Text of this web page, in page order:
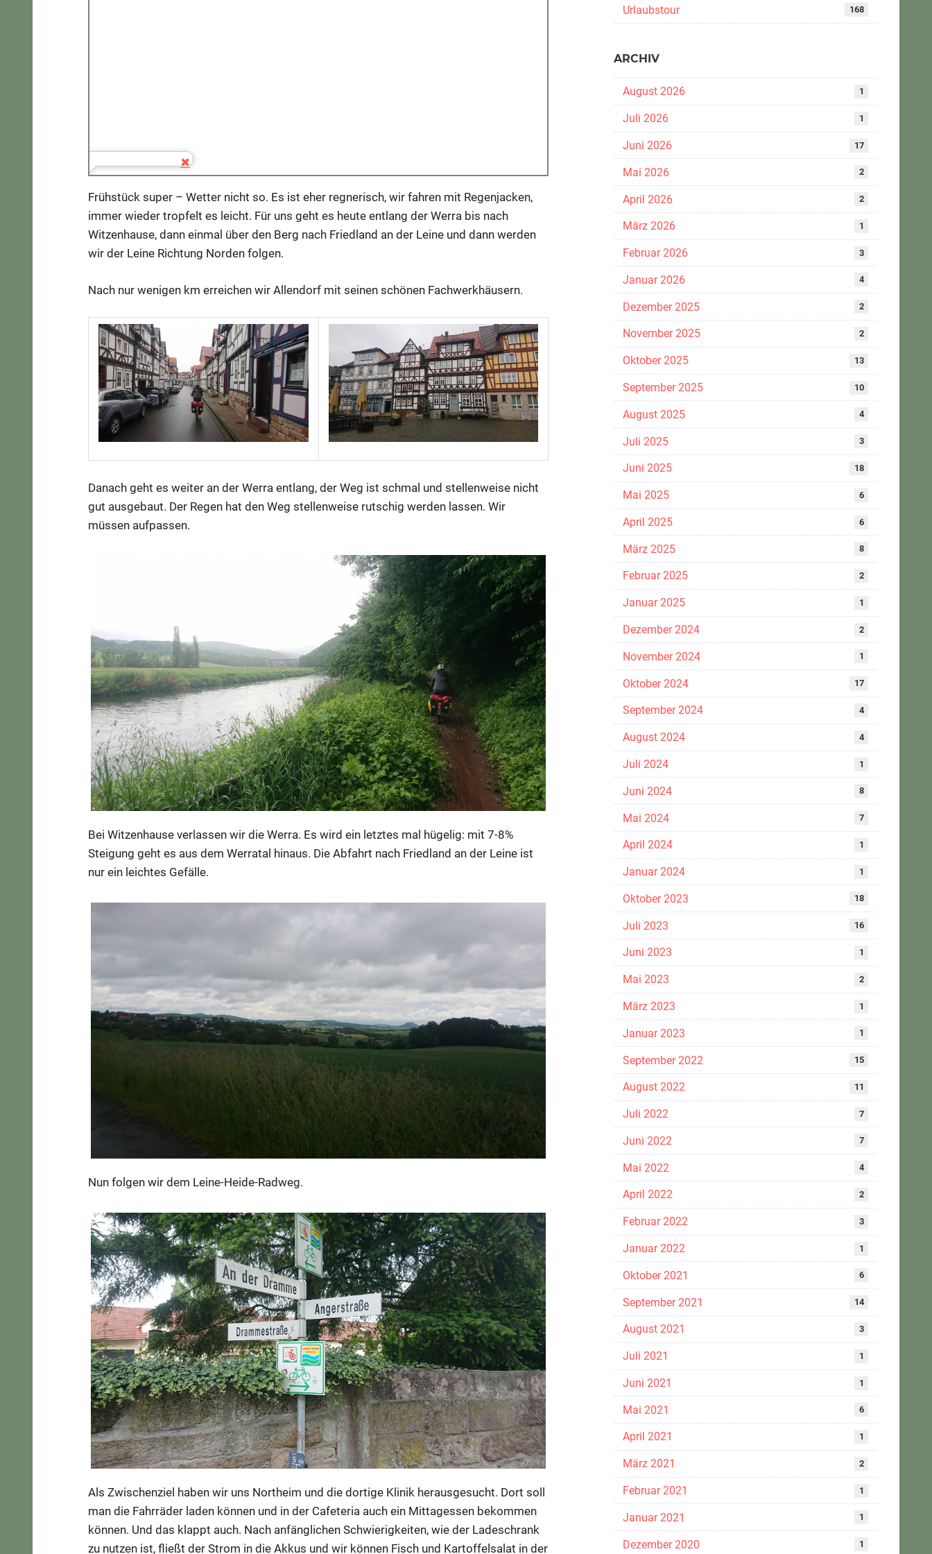
Frühstück super – Wetter nicht so. Es ist eher regnerisch, wir fahren mit Regenjacken,
immer wieder tropfelt es leicht. Für uns geht es heute entlang der Werra bis nach
Witzenhause, dann einmal über den Berg nach Friedland an der Leine und dann werden
wir der Leine Richtung Norden folgen.
Nach nur wenigen km erreichen wir Allendorf mit seinen schönen Fachwerkhäusern.
Danach geht es weiter an der Werra entlang, der Weg ist schmal und stellenweise nicht
gut ausgebaut. Der Regen hat den Weg stellenweise rutschig werden lassen. Wir
müssen aufpassen.
Bei Witzenhause verlassen wir die Werra. Es wird ein letztes mal hügelig: mit 7-8%
Steigung geht es aus dem Werratal hinaus. Die Abfahrt nach Friedland an der Leine ist
nur ein leichtes Gefälle.
Nun folgen wir dem Leine-Heide-Radweg.
Als Zwischenziel haben wir uns Northeim und die dortige Klinik herausgesucht. Dort soll
man die Fahrräder laden können und in der Cafeteria auch ein Mittagessen bekommen
können. Und das klappt auch. Nach anfänglichen Schwierigkeiten, wie der Ladeschrank
zu nutzen ist, fließt der Strom in die Akkus und wir können Fisch und Kartoffelsalat in der
Urlaubstour 168
ARCHIV
August 2026 1
Juli 2026 1
Juni 2026 17
Mai 2026 2
April 2026 2
März 2026 1
Februar 2026 3
Januar 2026 4
Dezember 2025 2
November 2025 2
Oktober 2025 13
September 2025 10
August 2025 4
Juli 2025 3
Juni 2025 18
Mai 2025 6
April 2025 6
März 2025 8
Februar 2025 2
Januar 2025 1
Dezember 2024 2
November 2024 1
Oktober 2024 17
September 2024 4
August 2024 4
Juli 2024 1
Juni 2024 8
Mai 2024 7
April 2024 1
Januar 2024 1
Oktober 2023 18
Juli 2023 16
Juni 2023 1
Mai 2023 2
März 2023 1
Januar 2023 1
September 2022 15
August 2022 11
Juli 2022 7
Juni 2022 7
Mai 2022 4
April 2022 2
Februar 2022 3
Januar 2022 1
Oktober 2021 6
September 2021 14
August 2021 3
Juli 2021 1
Juni 2021 1
Mai 2021 6
April 2021 1
März 2021 2
Februar 2021 1
Januar 2021 1
Dezember 2020 1